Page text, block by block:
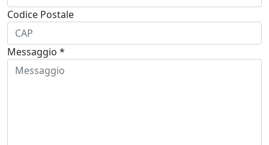
Codice Postale
Messaggio *